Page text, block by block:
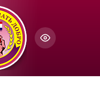
по умолчанию